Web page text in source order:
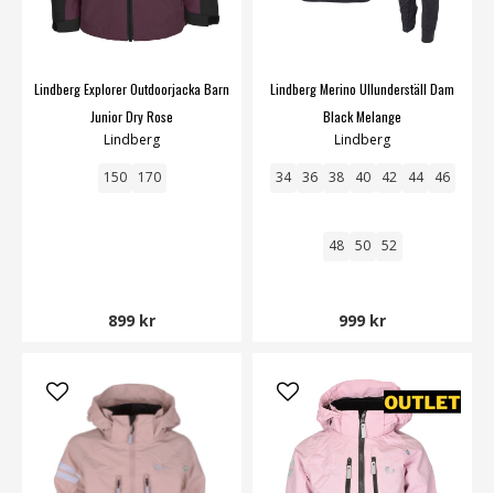
Lindberg Explorer Outdoorjacka Barn
Junior Dry Rose
Lindberg
150 170
899 kr
Lindberg Merino Ullunderställ Dam
Black Melange
Lindberg
34 36 38 40 42 44 46
48 50 52
999 kr